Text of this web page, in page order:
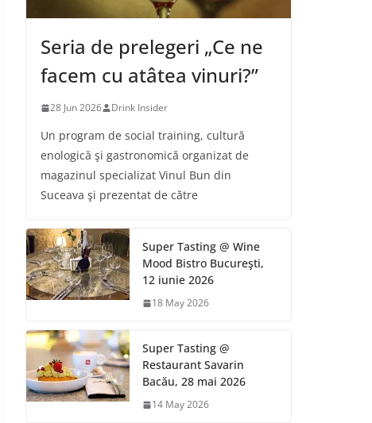
Seria de prelegeri „Ce ne
facem cu atâtea vinuri?”
28 Jun 2026 Drink Insider
Un program de social training, cultură
enologică şi gastronomică organizat de
magazinul specializat Vinul Bun din
Suceava şi prezentat de către
Super Tasting @ Wine
Mood Bistro Bucureşti,
12 iunie 2026
18 May 2026
Super Tasting @
Restaurant Savarin
Bacău, 28 mai 2026
14 May 2026